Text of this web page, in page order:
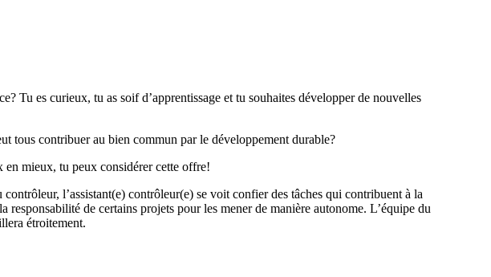
Tu es curieux, tu as soif d’apprentissage et tu souhaites développer de nouvelles
tous contribuer au bien commun par le développement durable?
en mieux, tu peux considérer cette offre!
l’assistant(e) contrôleur(e) se voit confier des tâches qui contribuent à la
de certains projets pour les mener de manière autonome. L’équipe du
étroitement.